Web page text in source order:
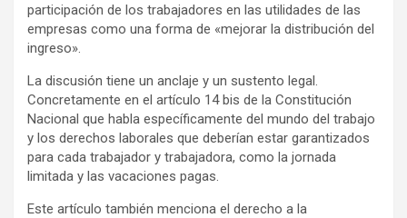
participación de los trabajadores en las utilidades de las
empresas como una forma de «mejorar la distribución del
ingreso».
La discusión tiene un anclaje y un sustento legal.
Concretamente en el artículo 14 bis de la Constitución
Nacional que habla específicamente del mundo del trabajo
y los derechos laborales que deberían estar garantizados
para cada trabajador y trabajadora, como la jornada
limitada y las vacaciones pagas.
Este artículo también menciona el derecho a la